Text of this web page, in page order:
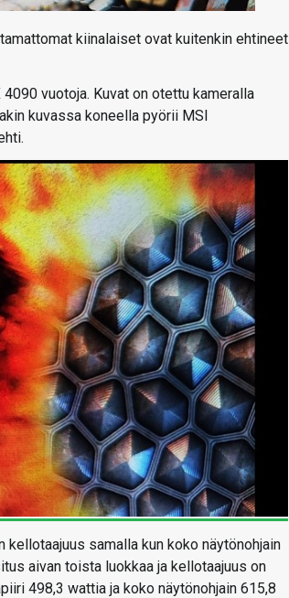
kiinalaiset ovat kuitenkin ehtineet
vuotoja. Kuvat on otettu kameralla
kuvassa koneella pyörii MSI
samalla kun koko näytönohjain
aivan toista luokkaa ja kellotaajuus on
498,3 wattia ja koko näytönohjain 615,8